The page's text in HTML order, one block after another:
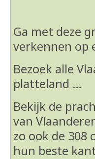
Ga met deze
verkennen op
Bezoek alle
platteland …
Bekijk de
van
zo ook de 308
hun beste